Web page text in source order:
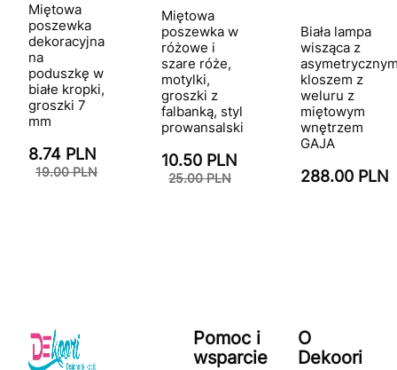
Miętowa
poszewka
dekoracyjna
na
poduszkę w
białe kropki,
groszki 7
mm
8.74 PLN
19.00 PLN
Miętowa
poszewka w
różowe i
szare róże,
motylki,
groszki z
falbanką, styl
prowansalski
10.50 PLN
25.00 PLN
Biała lampa
wisząca z
kloszem z
weluru z
miętowym
wnętrzem
GAJA
288.00 PLN
Pomoc i
wsparcie
O
Dekoori